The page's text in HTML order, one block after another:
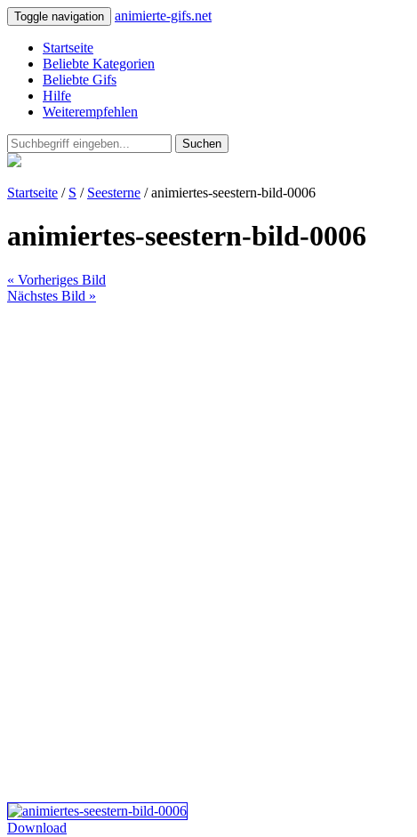
Toggle navigation animierte-gifs.net
Startseite
Beliebte Kategorien
Beliebte Gifs
Hilfe
Weiterempfehlen
Suchen
Startseite / S / Seesterne / animiertes-seestern-bild-0006
animiertes-seestern-bild-0006
« Vorheriges Bild
Nächstes Bild »
Download